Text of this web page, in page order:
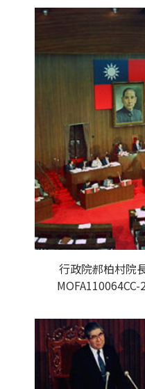
行政院郝柏村院